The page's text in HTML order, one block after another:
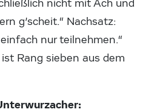
nicht mit Ach und
g’scheit.“ Nachsatz:
nur teilnehmen.“
Rang sieben aus dem